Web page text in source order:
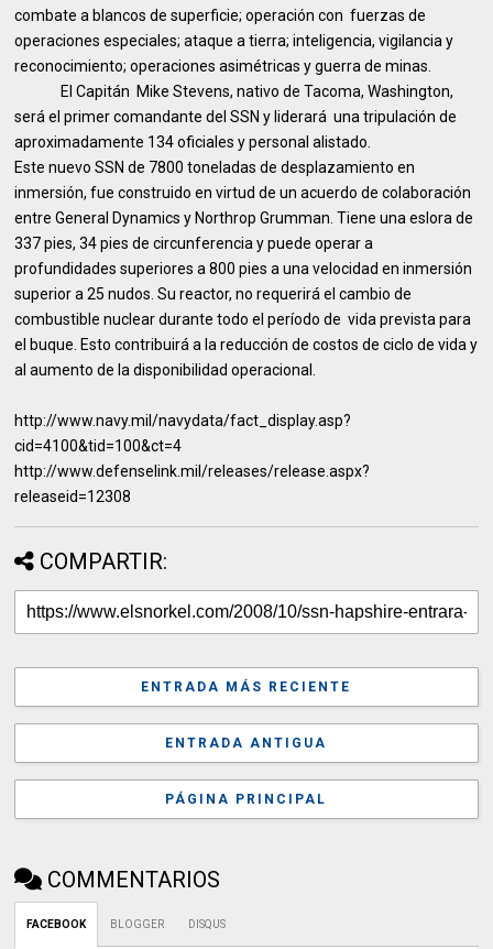
combate a blancos de superficie; operación con fuerzas de
operaciones especiales; ataque a tierra; inteligencia, vigilancia y
reconocimiento; operaciones asimétricas y guerra de minas.
El Capitán Mike Stevens, nativo de Tacoma, Washington,
será el primer comandante del SSN y liderará una tripulación de
aproximadamente 134 oficiales y personal alistado.
Este nuevo SSN de 7800 toneladas de desplazamiento en
inmersión, fue construido en virtud de un acuerdo de colaboración
entre General Dynamics y Northrop Grumman. Tiene una eslora de
337 pies, 34 pies de circunferencia y puede operar a
profundidades superiores a 800 pies a una velocidad en inmersión
superior a 25 nudos. Su reactor, no requerirá el cambio de
combustible nuclear durante todo el período de vida prevista para
el buque. Esto contribuirá a la reducción de costos de ciclo de vida y
al aumento de la disponibilidad operacional.
http://www.navy.mil/navydata/fact_display.asp?
cid=4100&tid=100&ct=4
http://www.defenselink.mil/releases/release.aspx?
releaseid=12308
COMPARTIR:
ENTRADA MÁS RECIENTE
ENTRADA ANTIGUA
PÁGINA PRINCIPAL
COMMENTARIOS
FACEBOOK BLOGGER DISQUS